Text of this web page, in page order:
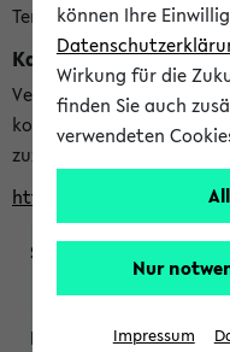
Termine imKalender der
Kalenderintegration
Verwenden Sie die
kompatiblen
zuzugreifen (nähere
https://ekvv.uni-
WiSe 2026/2027
können Ihre
Wirkung für die
finden Sie auch
verwendeten
Nur
Impressum